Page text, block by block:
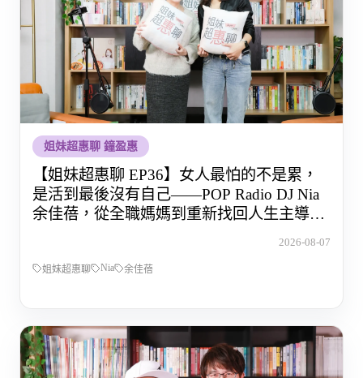
姐妹超惠聊 鐘盈惠
【姐妹超惠聊 EP36】女人最怕的不是累，
是活到最後沒有自己——POP Radio DJ Nia
余佳蓓，從全職媽媽到重新找回人生主導權
2026-08-07
姐妹超惠聊 Nia 余佳蓓